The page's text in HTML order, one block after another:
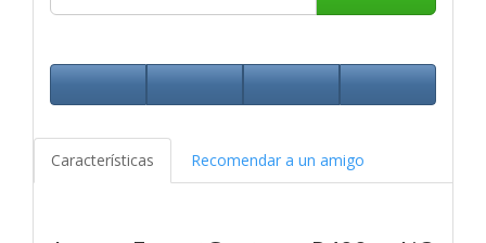
Características Recomendar a un amigo